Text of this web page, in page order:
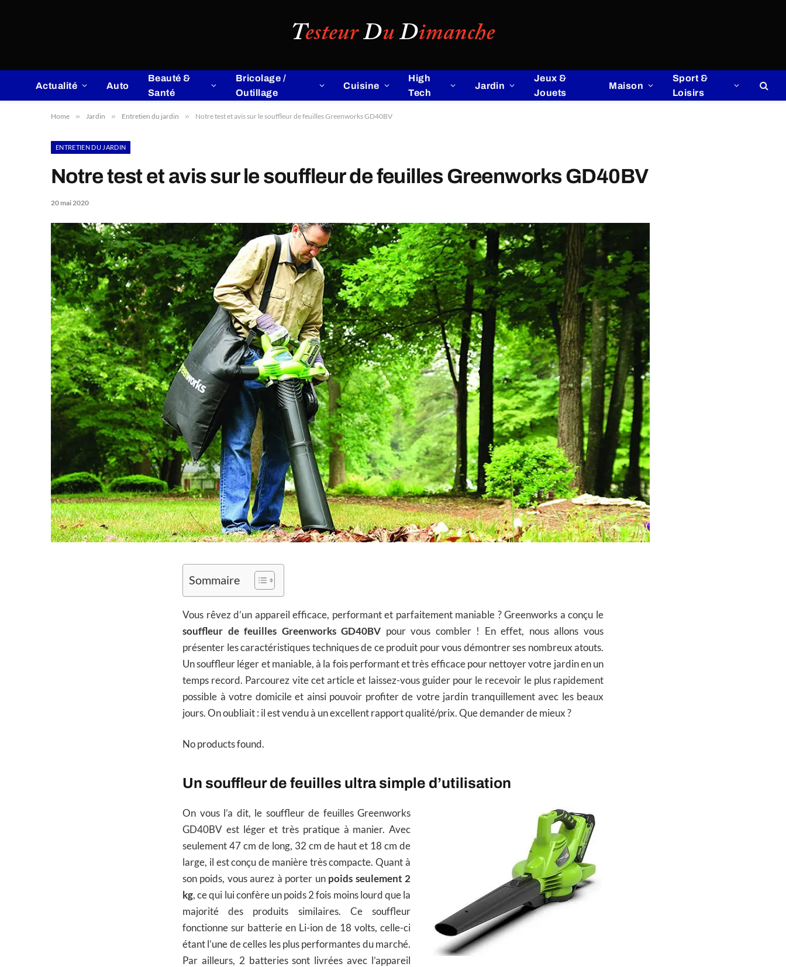
Actualité Auto
Beauté &
Santé
Bricolage /
Outillage
Cuisine
High
Tech
Jardin
Jeux &
Jouets
Maison
Sport &
Loisirs
Home » Jardin » Entretien du jardin » Notre test et avis sur le souffleur de feuilles Greenworks GD40BV
ENTRETIEN DU JARDIN
Notre test et avis sur le souffleur de feuilles Greenworks GD40BV
20 mai 2020
Sommaire
Vous rêvez d’un appareil efficace, performant et parfaitement maniable ? Greenworks a conçu le
souffleur de feuilles Greenworks GD40BV pour vous combler ! En effet, nous allons vous
présenter les caractéristiques techniques de ce produit pour vous démontrer ses nombreux atouts.
Un souffleur léger et maniable, à la fois performant et très efficace pour nettoyer votre jardin en un
temps record. Parcourez vite cet article et laissez-vous guider pour le recevoir le plus rapidement
possible à votre domicile et ainsi pouvoir profiter de votre jardin tranquillement avec les beaux
jours. On oubliait : il est vendu à un excellent rapport qualité/prix. Que demander de mieux ?
No products found.
Un souffleur de feuilles ultra simple d’utilisation
On vous l’a dit, le souffleur de feuilles Greenworks
GD40BV est léger et très pratique à manier. Avec
seulement 47 cm de long, 32 cm de haut et 18 cm de
large, il est conçu de manière très compacte. Quant à
son poids, vous aurez à porter un poids seulement 2
kg, ce qui lui confère un poids 2 fois moins lourd que la
majorité des produits similaires. Ce souffleur
fonctionne sur batterie en Li-ion de 18 volts, celle-ci
étant l’une de celles les plus performantes du marché.
Par ailleurs, 2 batteries sont livrées avec l’appareil